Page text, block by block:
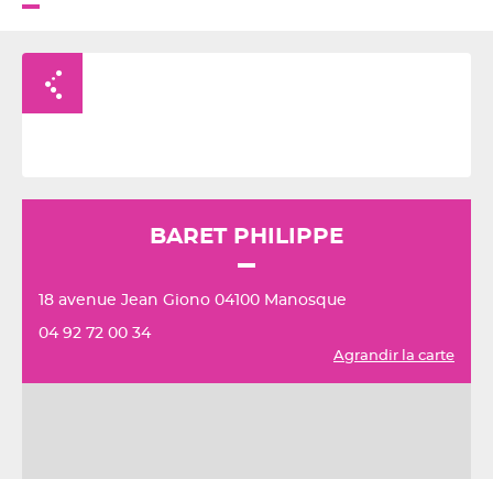
BARET PHILIPPE
18 avenue Jean Giono 04100 Manosque
04 92 72 00 34
Agrandir la carte